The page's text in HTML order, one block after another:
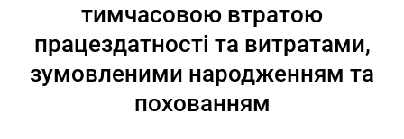
тимчасовою втратою
працездатності та витратами,
зумовленими народженням та
похованням